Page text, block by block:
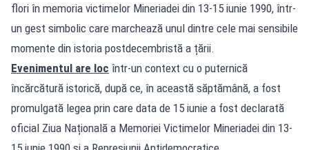
flori în memoria victimelor Mineriadei din 13-15 iunie 1990, într-
un gest simbolic care marchează unul dintre cele mai sensibile
momente din istoria postdecembristă a țării.
Evenimentul are loc într-un context cu o puternică
încărcătură istorică, după ce, în această săptămână, a fost
promulgată legea prin care data de 15 iunie a fost declarată
oficial Ziua Națională a Memoriei Victimelor Mineriadei din 13-